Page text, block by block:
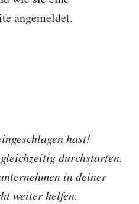
angemeldet.
hast!
durchstarten.
in deiner
weiter helfen.